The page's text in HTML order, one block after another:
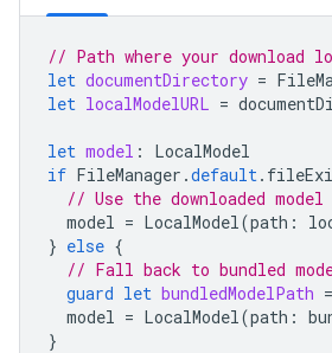
// Path where your download
let documentDirectory =
let localModelURL =
let model :
LocalModel
if FileManager .default.
// Use the downloaded model
model = LocalModel(path :
} else {
// Fall back to bundled
guard let bundledModelPath =
model = LocalModel(path :
}